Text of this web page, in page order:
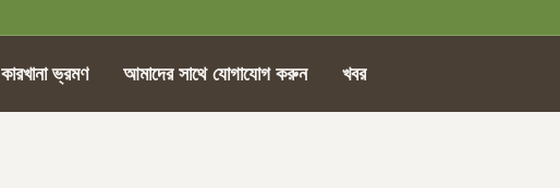
কারখানা ভ্রমণ আমাদের সাথে যোগাযোগ করুন খবর